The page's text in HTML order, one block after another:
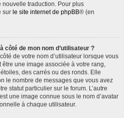
traduction. Pour plus
sur le site internet de phpBB® (en
côté de mon nom d’utilisateur ?
de votre nom d’utilisateur lorsque vous
être une image associée à votre rang,
des carrés ou des ronds. Elle
le nombre de messages que vous avez
statut particulier sur le forum. L’autre
une image connue sous le nom d’avatar
à chaque utilisateur.